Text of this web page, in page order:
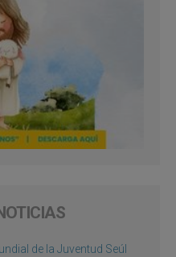
de la Juventud Seúl